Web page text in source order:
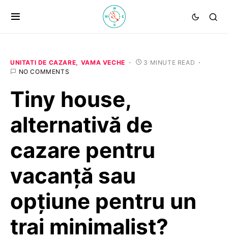
UNITATI DE CAZARE VAMA VECHE
3 MINUTE READ
NO COMMENTS
Tiny house,
alternativă de
cazare pentru
vacanță sau
opțiune pentru un
trai minimalist?